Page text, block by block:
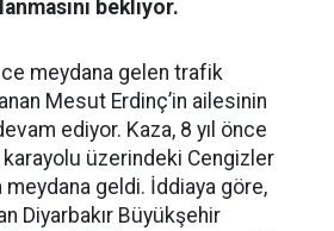
bekliyor.
meydana gelen trafik
Mesut Erdinç’in ailesinin
ediyor. Kaza, 8 yıl önce
üzerindeki Cengizler
meydana geldi. İddiaya göre,
Diyarbakır Büyükşehir